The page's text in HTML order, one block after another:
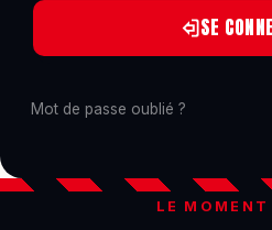
SE
Mot de passe oublié ?
LE MOMENT